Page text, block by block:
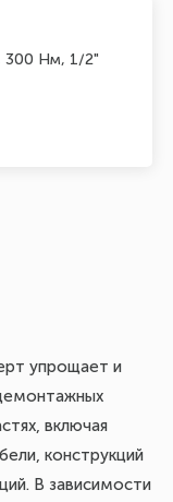
300 Нм, 1/2"
упрощает и
включая
конструкций
В зависимости